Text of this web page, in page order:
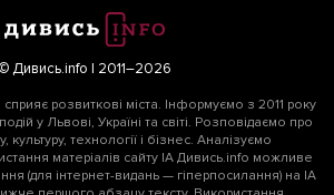
© Дивись.info | 2011–2026
розвиткові міста. Інформуємо з 2011 року
у Львові, Україні та світі. Розповідаємо про
культуру, технології і бізнес. Аналізуємо
матеріалів сайту ІА Дивись.info можливе
(для інтернет-видань — гіперпосилання) на ІА